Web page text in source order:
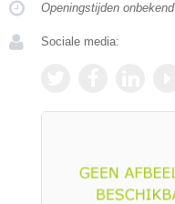
Openingstijden onbekend
Sociale media: